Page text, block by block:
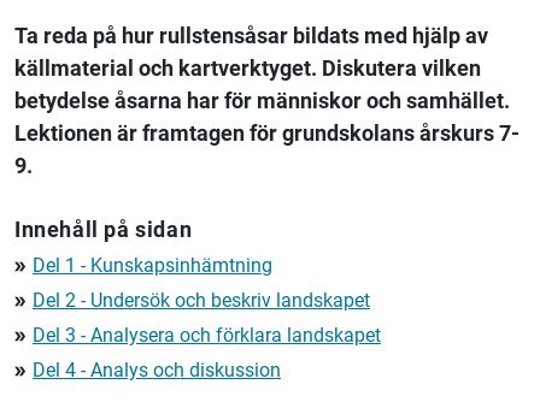
Ta reda på hur rullstensåsar bildats med hjälp av
källmaterial och kartverktyget. Diskutera vilken
betydelse åsarna har för människor och samhället.
Lektionen är framtagen för grundskolans årskurs 7-
9.
Innehåll på sidan
double_arrow Del 1 - Kunskapsinhämtning
double_arrow Del 2 - Undersök och beskriv landskapet
double_arrow Del 3 - Analysera och förklara landskapet
double_arrow Del 4 - Analys och diskussion